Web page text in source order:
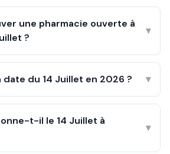
une pharmacie ouverte à
?
▾
date du 14 Juillet en 2026 ? ▾
t-il le 14 Juillet à
▾